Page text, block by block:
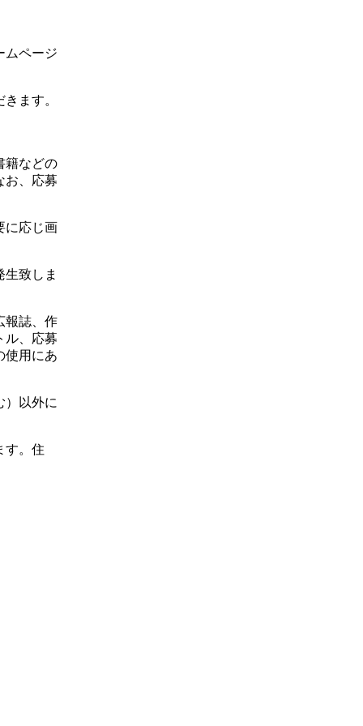
ムページ
ます。
籍などの
お、応募
に応じ画
致しま
報誌、作
ル、応募
使用にあ
）以外に
す。住